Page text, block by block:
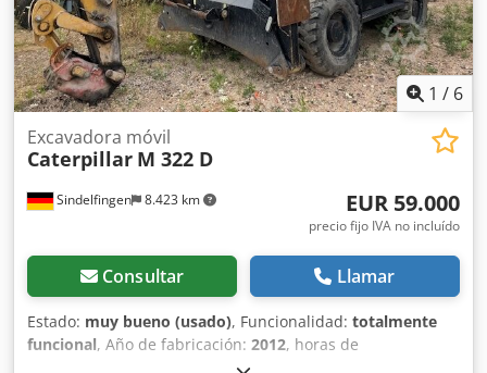
1 / 6
Sindelfingen 8.423 km
Excavadora móvil
Caterpillar M 322 D
EUR 59.000
precio fijo IVA no incluído
Consultar Llamar
Estado: muy bueno (usado), Funcionalidad: totalmente
funcional, Año de fabricación: 2012, horas de
, * 13.300 horas * Soporte